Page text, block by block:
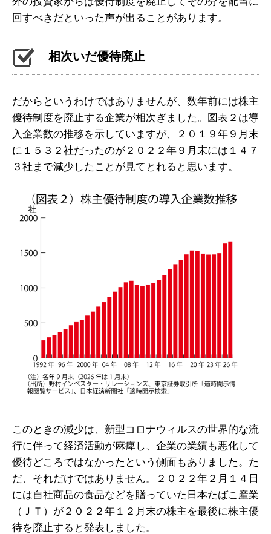
回すべきだといった声が出ることがあります。
相次いだ優待廃止
だからというわけではありませんが、数年前には株主
優待制度を廃止する企業が相次ぎました。図表２は導
入企業数の推移を示していますが、２０１９年９月末
に１５３２社だったのが２０２２年９月末には１４７
３社まで減少したことが見てとれると思います。
このときの減少は、新型コロナウィルスの世界的な流
行に伴って経済活動が麻痺し、企業の業績も悪化して
優待どころではなかったという側面もありました。た
だ、それだけではありません。２０２２年２月１４日
には自社商品の食品などを贈っていた日本たばこ産業
（ＪＴ）が２０２２年１２月末の株主を最後に株主優
待を廃止すると発表しました。